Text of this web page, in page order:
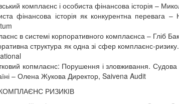
комплаєнс і особиста фінансова історія –
фінансова історія як конкурентна перевага
в системі корпоративного комплаєнса – Гліб
структура як одна зі сфер комплаєнс-
копмлаєнс: Порушення і зловживання.
– Олена Жукова Директор, Saivena Audit
РИЗИКІВ